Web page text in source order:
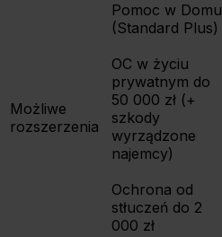
Możliwe
rozszerzenia
Pomoc w Domu
(Standard Plus)
OC w życiu
prywatnym do
50 000 zł (+
szkody
wyrządzone
najemcy)
Ochrona od
stłuczeń do 2
000 zł